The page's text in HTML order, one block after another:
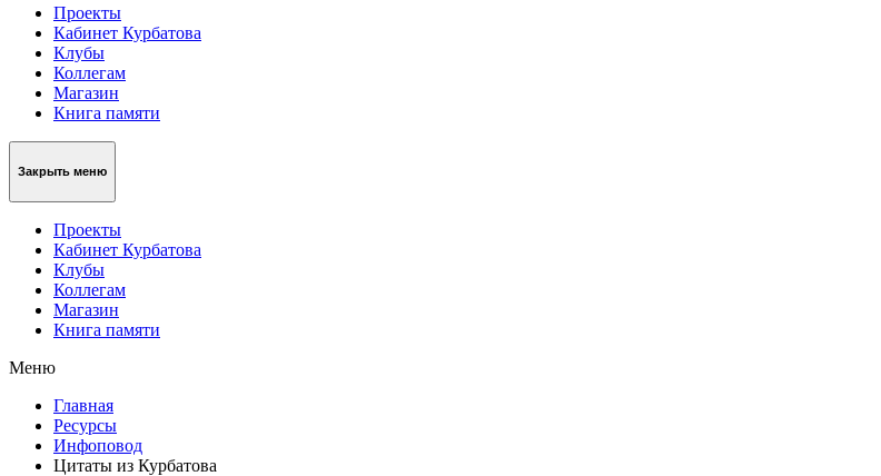
Проекты
Кабинет Курбатова
Клубы
Коллегам
Магазин
Книга памяти
Закрыть меню
Проекты
Кабинет Курбатова
Клубы
Коллегам
Магазин
Книга памяти
Меню
Главная
Ресурсы
Инфоповод
Цитаты из Курбатова